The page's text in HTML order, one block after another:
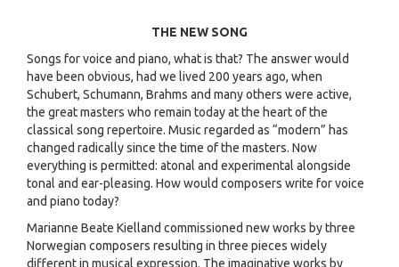
THE NEW SONG
Songs for voice and piano, what is that? The answer would
have been obvious, had we lived 200 years ago, when
Schubert, Schumann, Brahms and many others were active,
the great masters who remain today at the heart of the
classical song repertoire. Music regarded as “modern” has
changed radically since the time of the masters. Now
everything is permitted: atonal and experimental alongside
tonal and ear-pleasing. How would composers write for voice
and piano today?
Marianne Beate Kielland commissioned new works by three
Norwegian composers resulting in three pieces widely
different in musical expression. The imaginative works by